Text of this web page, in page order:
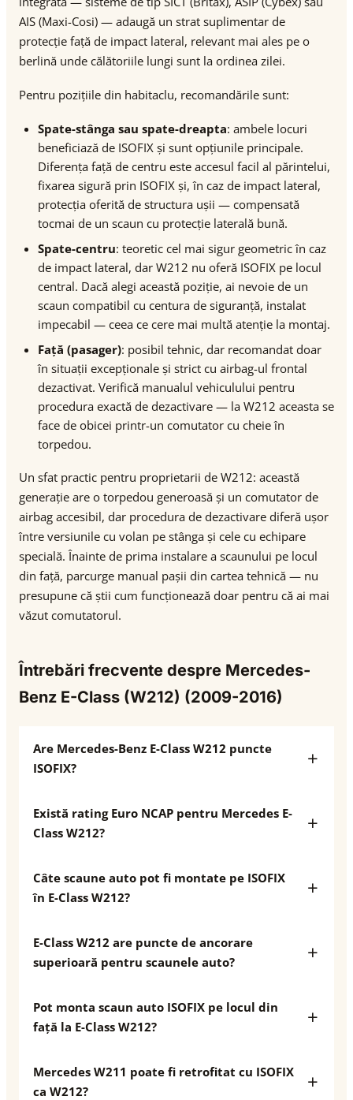
AIS (Maxi-Cosi) — adaugă un strat suplimentar de
protecție față de impact lateral, relevant mai ales pe o
berlină unde călătoriile lungi sunt la ordinea zilei.
Pentru pozițiile din habitaclu, recomandările sunt:
Spate-stânga sau spate-dreapta: ambele locuri
beneficiază de ISOFIX și sunt opțiunile principale.
Diferența față de centru este accesul facil al părintelui,
fixarea sigură prin ISOFIX și, în caz de impact lateral,
protecția oferită de structura ușii — compensată
tocmai de un scaun cu protecție laterală bună.
Spate-centru: teoretic cel mai sigur geometric în caz
de impact lateral, dar W212 nu oferă ISOFIX pe locul
central. Dacă alegi această poziție, ai nevoie de un
scaun compatibil cu centura de siguranță, instalat
impecabil — ceea ce cere mai multă atenție la montaj.
Față (pasager): posibil tehnic, dar recomandat doar
în situații excepționale și strict cu airbag-ul frontal
dezactivat. Verifică manualul vehiculului pentru
procedura exactă de dezactivare — la W212 aceasta se
face de obicei printr-un comutator cu cheie în
torpedou.
Un sfat practic pentru proprietarii de W212: această
generație are o torpedou generoasă și un comutator de
airbag accesibil, dar procedura de dezactivare diferă ușor
între versiunile cu volan pe stânga și cele cu echipare
specială. Înainte de prima instalare a scaunului pe locul
din față, parcurge manual pașii din cartea tehnică — nu
presupune că știi cum funcționează doar pentru că ai mai
văzut comutatorul.
Întrebări frecvente despre Mercedes-
Benz E-Class (W212) (2009-2016)
Are Mercedes-Benz E-Class W212 puncte
ISOFIX?
Există rating Euro NCAP pentru Mercedes E-
Class W212?
Câte scaune auto pot fi montate pe ISOFIX
în E-Class W212?
E-Class W212 are puncte de ancorare
superioară pentru scaunele auto?
Pot monta scaun auto ISOFIX pe locul din
față la E-Class W212?
Mercedes W211 poate fi retrofitat cu ISOFIX
ca W212?